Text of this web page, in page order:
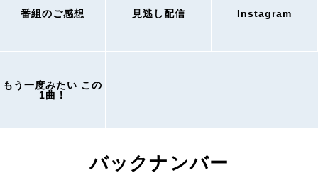
番組のご感想 見逃し配信 Instagram
もう一度みたい この
1曲！
バックナンバー